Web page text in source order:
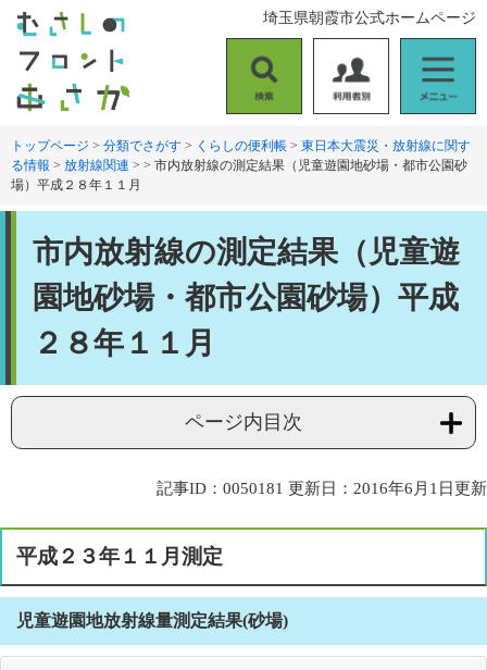
す
。
し
て
索
用
者
別
ニ
ュ
ー
埼玉県朝霞市公式ホームページ
トップページ > 分類でさがす > くらしの便利帳 > 東日本大震災・放射線に関す
る情報 > 放射線関連 > > 市内放射線の測定結果（児童遊園地砂場・都市公園砂
場）平成２８年１１月
市内放射線の測定結果（児童遊
園地砂場・都市公園砂場）平成
２８年１１月
ページ内目次
記事ID：0050181 更新日：2016年6月1日更新
平成２３年１１月測定
児童遊園地放射線量測定結果(砂場)